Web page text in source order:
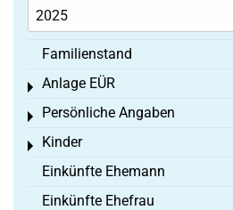
Familienstand
Anlage EÜR
Toggle menu
Persönliche Angaben
Toggle menu
Kinder
Toggle menu
Einkünfte Ehemann
Einkünfte Ehefrau